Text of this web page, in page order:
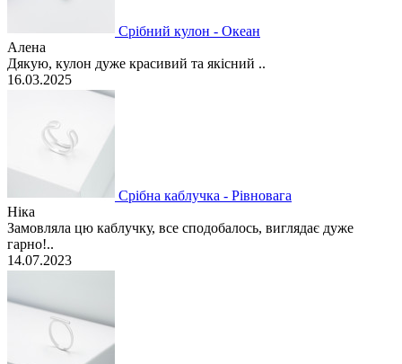
Срібний кулон - Океан
Алена
Дякую, кулон дуже красивий та якісний ..
16.03.2025
Срібна каблучка - Рівновага
Ніка
Замовляла цю каблучку, все сподобалось, виглядає дуже
гарно!..
14.07.2023